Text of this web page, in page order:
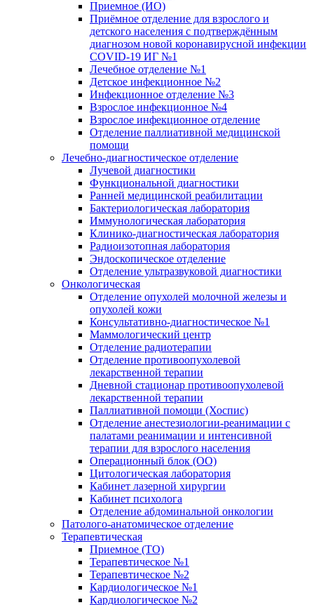
Приемное (ИО)
Приёмное отделение для взрослого и
детского населения с подтверждённым
диагнозом новой коронавирусной инфекции
COVID-19 ИГ №1
Лечебное отделение №1
Детское инфекционное №2
Инфекционное отделение №3
Взрослое инфекционное №4
Взрослое инфекционное отделение
Отделение паллиативной медицинской
помощи
Лечебно-диагностическое отделение
Лучевой диагностики
Функциональной диагностики
Ранней медицинской реабилитации
Бактериологическая лаборатория
Иммунологическая лаборатория
Клинико-диагностическая лаборатория
Радиоизотопная лаборатория
Эндоскопическое отделение
Отделение ультразвуковой диагностики
Онкологическая
Отделение опухолей молочной железы и
опухолей кожи
Консультативно-диагностическое №1
Маммологический центр
Отделение радиотерапии
Отделение противоопухолевой
лекарственной терапии
Дневной стационар противоопухолевой
лекарственной терапии
Паллиативной помощи (Хоспис)
Отделение анестезиологии-реанимации с
палатами реанимации и интенсивной
терапии для взрослого населения
Операционный блок (ОО)
Цитологическая лаборатория
Кабинет лазерной хирургии
Кабинет психолога
Отделение абдоминальной онкологии
Патолого-анатомическое отделение
Терапевтическая
Приемное (ТО)
Терапевтическое №1
Терапевтическое №2
Кардиологическое №1
Кардиологическое №2